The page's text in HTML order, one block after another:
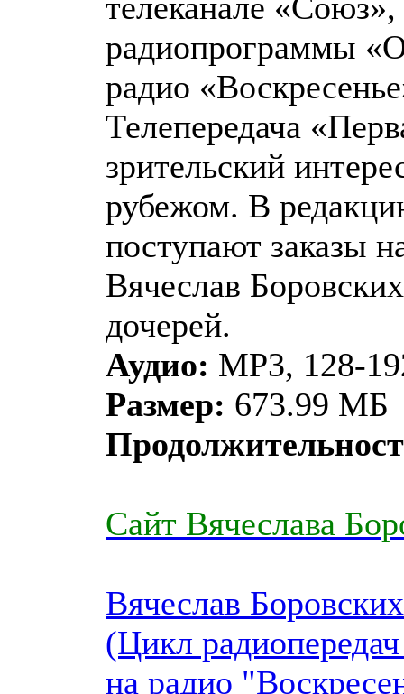
радиопрограммы
радио
Телепередача
зрительский
рубежом. В
поступают заказы
Вячеслав
дочерей.
Аудио: MP3, 128-
Размер: 673.99 МБ
Сайт Вячеслава
Вячеслав
(Цикл
на радио